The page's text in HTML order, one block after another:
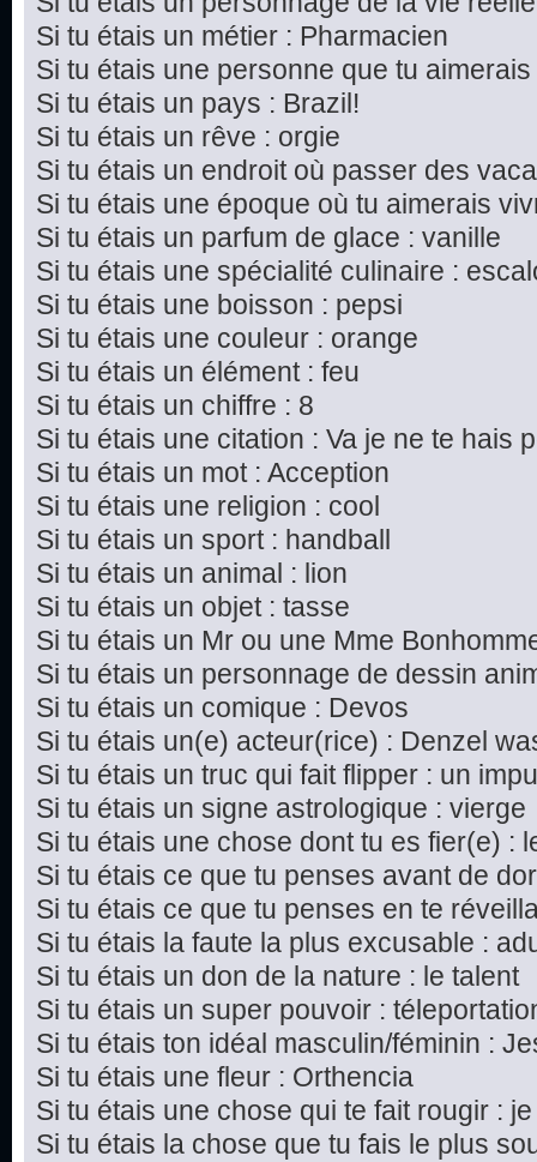
Si tu étais un métier : Pharmacien
Si tu étais une personne que tu
Si tu étais un pays : Brazil!
Si tu étais un rêve : orgie
Si tu étais un endroit où passer des
Si tu étais une époque où tu aimerais
Si tu étais un parfum de glace : vanille
Si tu étais une spécialité culinaire :
Si tu étais une boisson : pepsi
Si tu étais une couleur : orange
Si tu étais un élément : feu
Si tu étais un chiffre : 8
Si tu étais une citation : Va je ne te hais
Si tu étais un mot : Acception
Si tu étais une religion : cool
Si tu étais un sport : handball
Si tu étais un animal : lion
Si tu étais un objet : tasse
Si tu étais un Mr ou une Mme
Si tu étais un personnage de dessin
Si tu étais un comique : Devos
Si tu étais un(e) acteur(rice) : Denzel
Si tu étais un truc qui fait flipper : un
Si tu étais un signe astrologique : vierge
Si tu étais une chose dont tu es fier(e) :
Si tu étais ce que tu penses avant de
Si tu étais ce que tu penses en te
Si tu étais la faute la plus excusable :
Si tu étais un don de la nature : le talent
Si tu étais un super pouvoir :
Si tu étais ton idéal masculin/féminin :
Si tu étais une fleur : Orthencia
Si tu étais une chose qui te fait rougir :
Si tu étais la chose que tu fais le plus